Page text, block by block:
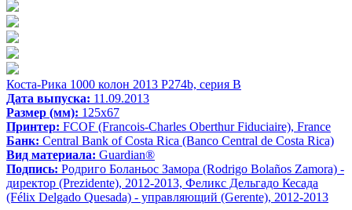
Коста-Рика 1000 колон 2013 P274b, серия B
Дата выпуска: 11.09.2013
Размер (мм): 125x67
Принтер: FCOF (Francois-Charles Oberthur Fiduciaire), France
Банк: Central Bank of Costa Rica (Banco Central de Costa Rica)
Вид материала: Guardian®
Подпись: Родриго Боланьос Замора (Rodrigo Bolaños Zamora) -
директор (Prezidente), 2012-2013, Феликс Дельгадо Кесада
(Félix Delgado Quesada) - управляющий (Gerente), 2012-2013